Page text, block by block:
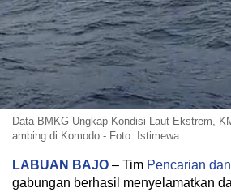
Data BMKG Ungkap Kondisi Laut Ekstrem,
ambing di Komodo - Foto: Istimewa
LABUAN BAJO – Tim Pencarian
gabungan berhasil menyelamatkan